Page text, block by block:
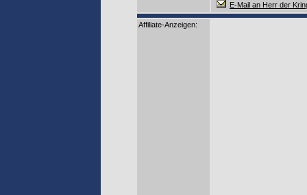
E-Mail an Herr der
Affiliate-Anzeigen: